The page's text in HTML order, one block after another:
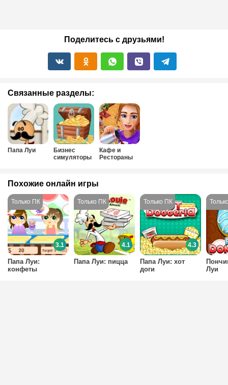
Поделитесь с друзьями!
Связанные разделы:
Папа Луи
Бизнес
симуляторы
Кафе и
Рестораны
Похожие онлайн игры
Папа Луи:
конфеты
3.1
Папа Луи: пицца
4.1
Папа Луи: хот
доги
4.3
Луи